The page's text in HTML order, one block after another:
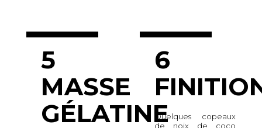
5
MASSE
GÉLATINE
6
Quelques copeaux
de noix de coco